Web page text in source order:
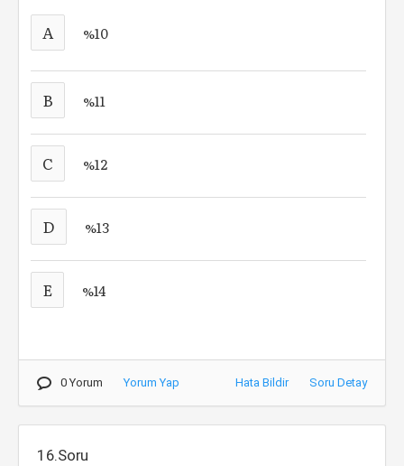
A %10
B %11
C %12
D %13
E %14
0 Yorum Yorum Yap Hata Bildir Soru Detay
16.Soru